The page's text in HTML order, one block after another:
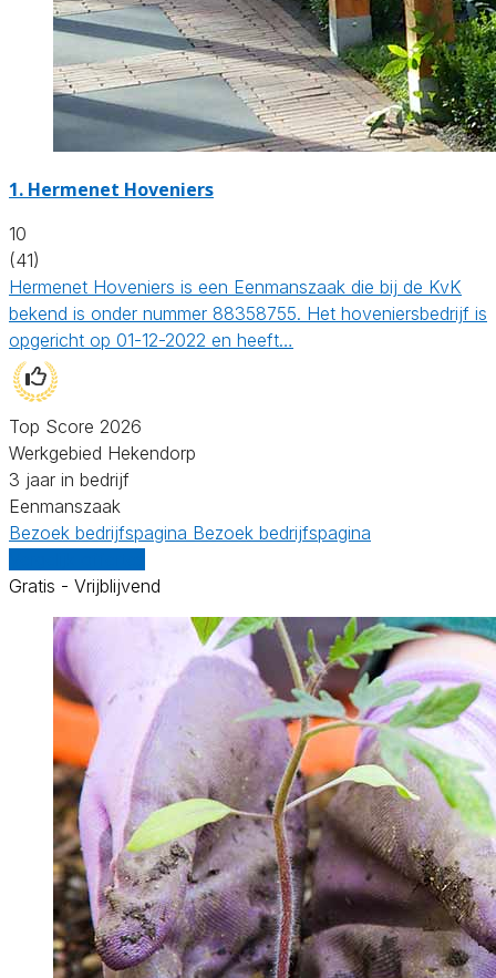
1. Hermenet Hoveniers
10
(41)
Hermenet Hoveniers is een Eenmanszaak die bij de KvK
bekend is onder nummer 88358755. Het hoveniersbedrijf is
opgericht op 01-12-2022 en heeft…
Top Score 2026
Werkgebied Hekendorp
3 jaar in bedrijf
Eenmanszaak
Bezoek bedrijfspagina Bezoek bedrijfspagina
Gratis - Vrijblijvend